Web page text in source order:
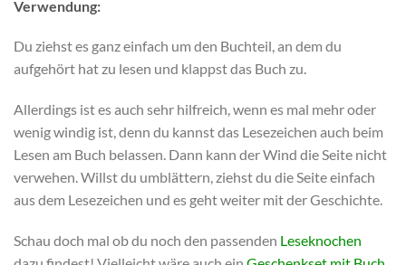
Verwendung:
Du ziehst es ganz einfach um den Buchteil, an dem du
aufgehört hat zu lesen und klappst das Buch zu.
Allerdings ist es auch sehr hilfreich, wenn es mal mehr oder
wenig windig ist, denn du kannst das Lesezeichen auch beim
Lesen am Buch belassen. Dann kann der Wind die Seite nicht
verwehen. Willst du umblättern, ziehst du die Seite einfach
aus dem Lesezeichen und es geht weiter mit der Geschichte.
Schau doch mal ob du noch den passenden Leseknochen